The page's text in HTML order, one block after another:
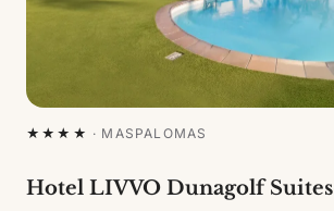
★★★★ · MASPALOMAS
Hotel LIVVO Dunagolf Suites